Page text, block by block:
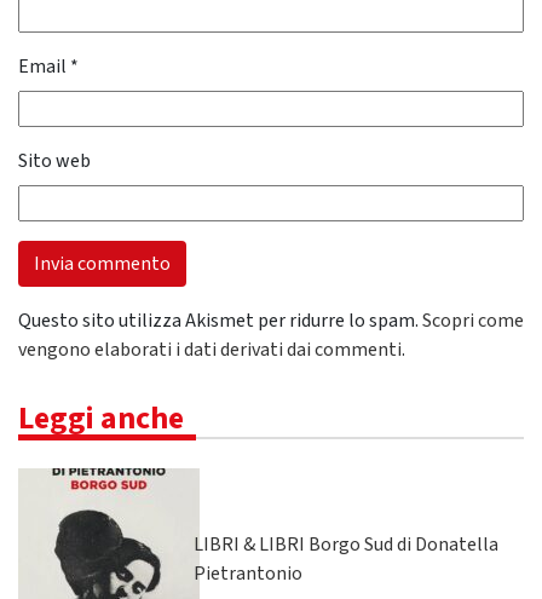
Email *
Sito web
Questo sito utilizza Akismet per ridurre lo spam.Scopri come
vengono elaborati i dati derivati dai commenti.
Leggi anche
LIBRI & LIBRI Borgo Sud di Donatella
Pietrantonio